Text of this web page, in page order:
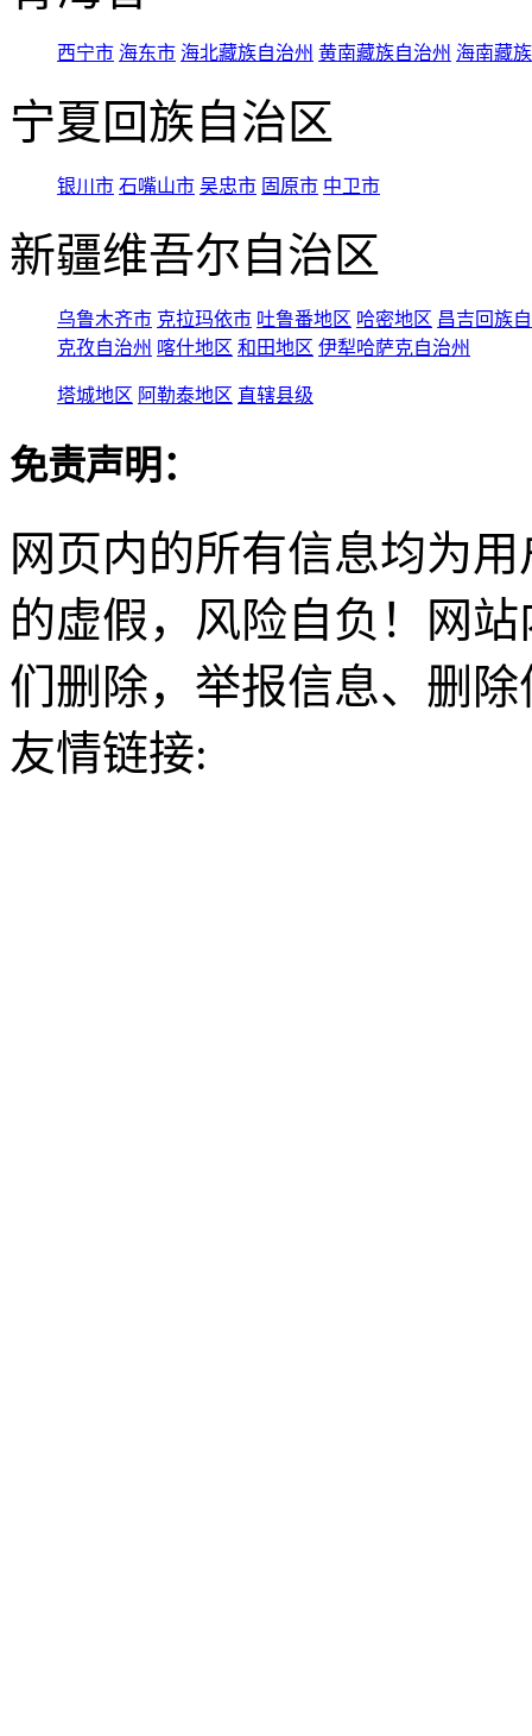
西宁市 海东市 海北藏族自治州 黄南藏族自治州 海南藏
宁夏回族自治区
银川市 石嘴山市 吴忠市 固原市 中卫市
新疆维吾尔自治区
乌鲁木齐市 克拉玛依市 吐鲁番地区 哈密地区 昌吉回族
克孜自治州 喀什地区 和田地区 伊犁哈萨克自治州
塔城地区 阿勒泰地区 直辖县级
免责声明：
网页内的所有信息均为
的虚假，风险自负！网
们删除，举报信息、删
友情链接: